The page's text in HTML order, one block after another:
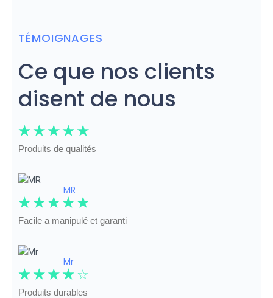
TÉMOIGNAGES
Ce que nos clients
disent de nous
MR
☆ ☆ ☆ ☆ ☆
Produits de qualités
Mr
☆ ☆ ☆ ☆ ☆
Facile a manipulé et garanti
☆ ☆ ☆ ☆ ☆
Produits durables